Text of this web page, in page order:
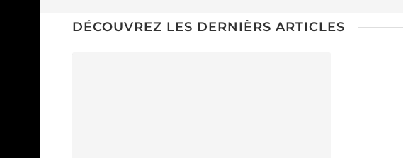
DÉCOUVREZ LES DERNIÈRS ARTICLES